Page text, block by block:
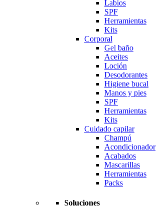
Labios
SPF
Herramientas
Kits
Corporal
Gel baño
Aceites
Loción
Desodorantes
Higiene bucal
Manos y pies
SPF
Herramientas
Kits
Cuidado capilar
Champú
Acondicionador
Acabados
Mascarillas
Herramientas
Packs
Soluciones